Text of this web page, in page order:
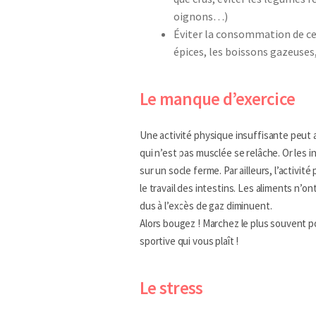
oignons…)
Éviter la consommation de
épices, les boissons
Le manque d’exercice
Une activité physique insuffisante peut
qui n’est pas musclée se relâche. Or
sur un socle ferme. Par ailleurs,
le travail des intestins. Les aliments
dus à l’excès de gaz diminuent.
Alors bougez ! Marchez le plus souvent
sportive qui vous plaît !
Le stress